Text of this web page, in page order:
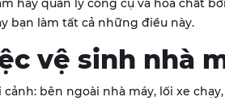
hay quản lý công cụ và hóa chất
bạn làm tất cả những điều này.
vệ sinh nhà
bên ngoài nhà máy, lối xe chạy,